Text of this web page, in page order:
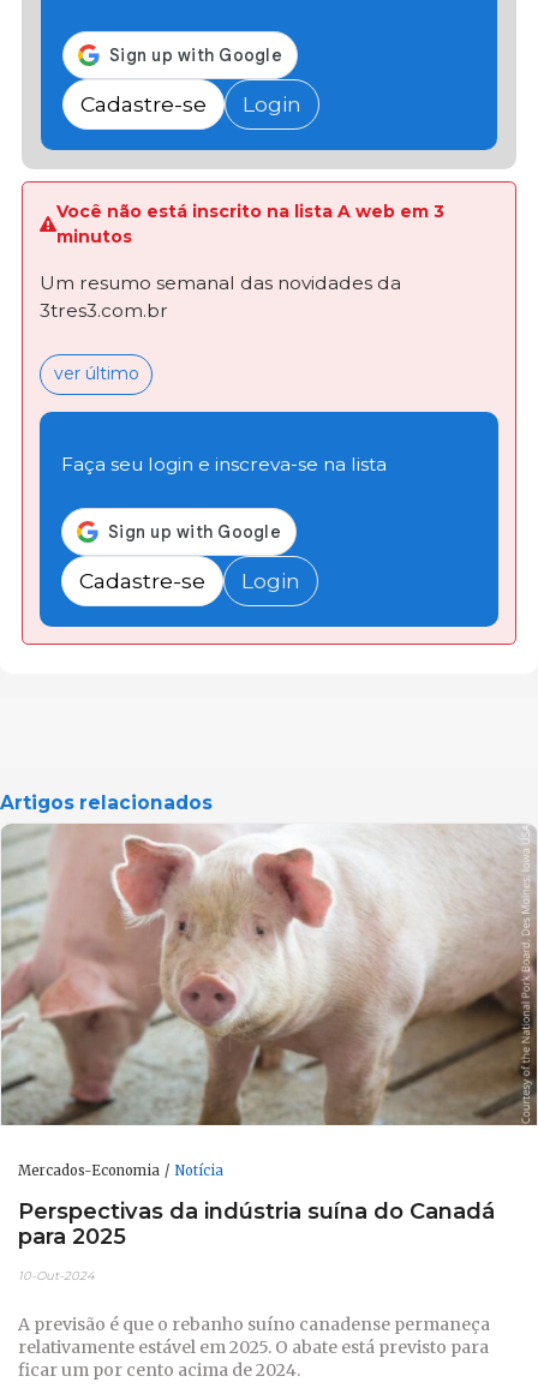
Cadastre-se Login
Você não está inscrito na lista A web em 3
minutos
Um resumo semanal das novidades da
3tres3.com.br
ver último
Faça seu login e inscreva-se na lista
Cadastre-se Login
Artigos relacionados
Mercados-Economia Notícia
Perspectivas da indústria suína do Canadá
para 2025
10-Out-2024
A previsão é que o rebanho suíno canadense permaneça
relativamente estável em 2025. O abate está previsto para
ficar um por cento acima de 2024.